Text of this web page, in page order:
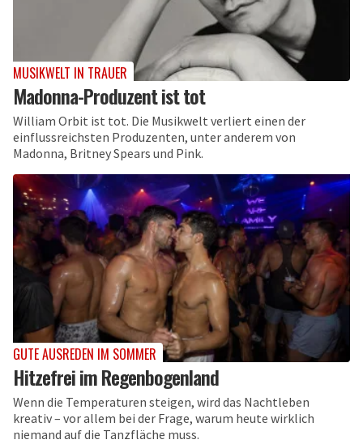
MUSIKWELT IN TRAUER
Madonna-Produzent ist tot
William Orbit ist tot. Die Musikwelt verliert einen der
einflussreichsten Produzenten, unter anderem von
Madonna, Britney Spears und Pink.
GUTE AUSREDEN IM SOMMER
Hitzefrei im Regenbogenland
Wenn die Temperaturen steigen, wird das Nachtleben
kreativ – vor allem bei der Frage, warum heute wirklich
niemand auf die Tanzfläche muss.